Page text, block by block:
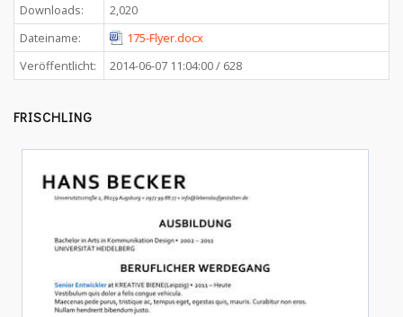
Downloads:
2,020
Dateiname:
175-Flyer.docx
Veröffentlicht:
2014-06-07 11:04:00 / 628
FRISCHLING